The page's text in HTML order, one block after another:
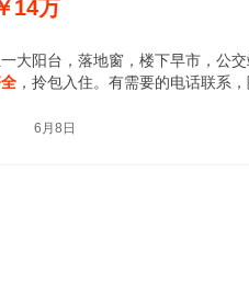
14万
大阳台，落地窗，楼下早市，公
，拎包入住。有需要的电话联系，
6月8日